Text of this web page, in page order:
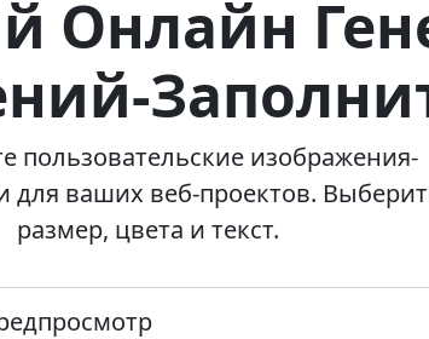
Онлайн
пользовательские изображения-
для ваших веб-проектов.
размер, цвета и текст.